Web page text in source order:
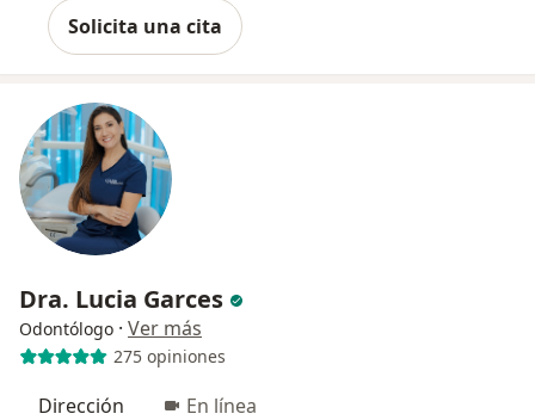
Solicita una cita
Dra. Lucia Garces
Odontólogo · Ver más
275 opiniones
Dirección En línea